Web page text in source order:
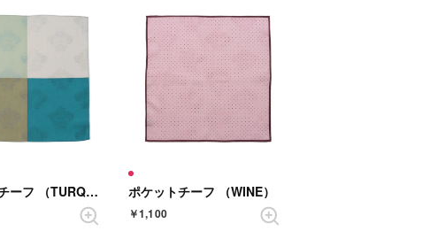
ポケットチーフ （TURQUOISE） ポケットチーフ （WINE）
￥1,100